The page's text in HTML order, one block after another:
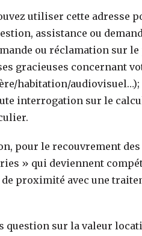
utiliser cette adresse
assistance ou
ou réclamation sur
gracieuses concernant
habitation/audiovisuel…);
interrogation sur le
pour le recouvrement
» qui deviennent
de proximité avec une
question sur la valeur